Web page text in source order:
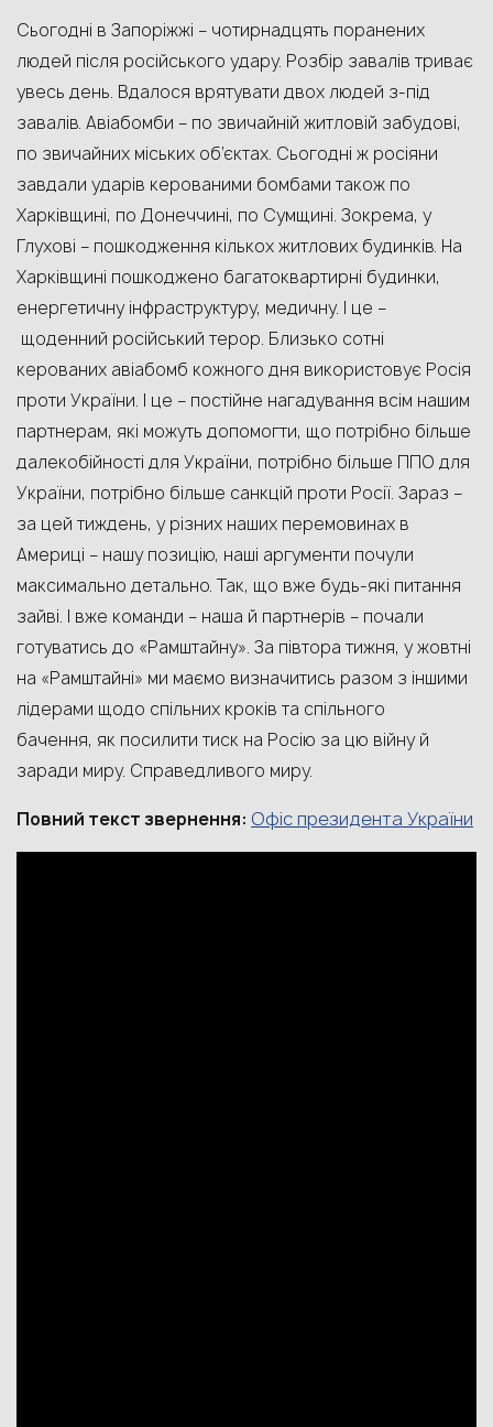
Сьогодні в Запоріжжі – чотирнадцять поранених
людей після російського удару. Розбір завалів триває
увесь день. Вдалося врятувати двох людей з-під
завалів. Авіабомби – по звичайній житловій забудові,
по звичайних міських об’єктах. Сьогодні ж росіяни
завдали ударів керованими бомбами також по
Харківщині, по Донеччині, по Сумщині. Зокрема, у
Глухові – пошкодження кількох житлових будинків. На
Харківщині пошкоджено багатоквартирні будинки,
енергетичну інфраструктуру, медичну. І це –
щоденний російський терор. Близько сотні
керованих авіабомб кожного дня використовує Росія
проти України. І це – постійне нагадування всім нашим
партнерам, які можуть допомогти, що потрібно більше
далекобійності для України, потрібно більше ППО для
України, потрібно більше санкцій проти Росії. Зараз –
за цей тиждень, у різних наших перемовинах в
Америці – нашу позицію, наші аргументи почули
максимально детально. Так, що вже будь-які питання
зайві. І вже команди – наша й партнерів – почали
готуватись до «Рамштайну». За півтора тижня, у жовтні
на «Рамштайні» ми маємо визначитись разом з іншими
лідерами щодо спільних кроків та спільного
бачення, як посилити тиск на Росію за цю війну й
заради миру. Справедливого миру.
Повний текст звернення: Офіс президента України